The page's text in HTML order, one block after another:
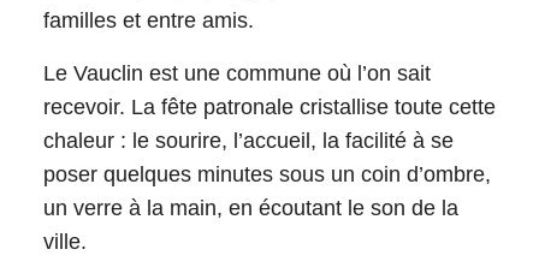
familles et entre amis.
Le Vauclin est une commune où l’on sait
recevoir. La fête patronale cristallise toute cette
chaleur : le sourire, l’accueil, la facilité à se
poser quelques minutes sous un coin d’ombre,
un verre à la main, en écoutant le son de la
ville.